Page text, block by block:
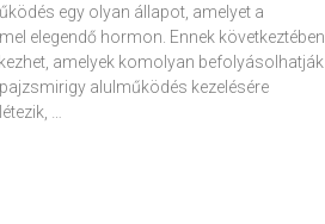
egy olyan állapot, amelyet a
elegendő hormon. Ennek következtében
amelyek komolyan befolyásolhatják
alulműködés kezelésére
…